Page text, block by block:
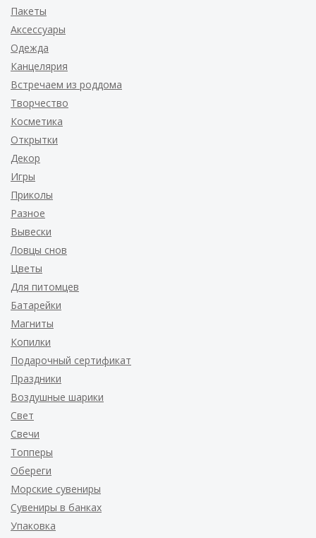
Пакеты
Аксессуары
Одежда
Канцелярия
Встречаем из роддома
Творчество
Косметика
Открытки
Декор
Игры
Приколы
Разное
Вывески
Ловцы снов
Цветы
Для питомцев
Батарейки
Магниты
Копилки
Подарочный сертификат
Праздники
Воздушные шарики
Свет
Свечи
Топперы
Обереги
Морские сувениры
Сувениры в банках
Упаковка